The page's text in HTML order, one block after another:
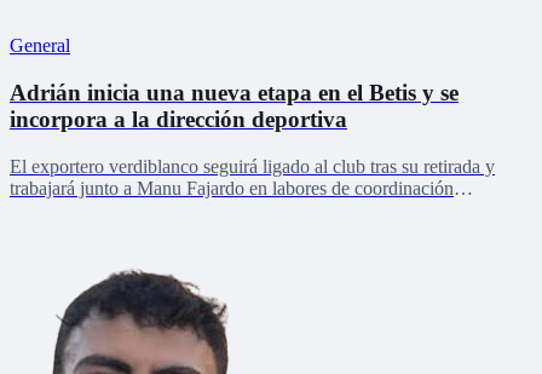
General
Adrián inicia una nueva etapa en el Betis y se
incorpora a la dirección deportiva
El exportero verdiblanco seguirá ligado al club tras su retirada y
trabajará junto a Manu Fajardo en labores de coordinación